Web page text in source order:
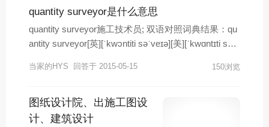
s one of the dominant QuantitySurveying practices in
China. 更能加强务腾顾问公司于中国工料测量业的地
位。www.wtpartnership.comTo ensure the quantity of
collected joint samples enough, and at the same time,
to save surveying workload, the optimum scan line le
测线法应用时首先需要确定一个能够保证测量精度的
最小测线长度——最佳测线长度。epub.cnki.netConcl
quantity surveyor是什么意思
quantity surveyor施工技术员; 双语对照词典结果：qu
antity surveyor[英][ˈkwɔntiti səˈveɪə][美][ˈkwɑntɪti sɚ
veyor representative on the RICS Sustainability Grou
意请点击右上方【选为满意回答】按钮
当家的HYS 回答于 2015-05-15 150浏览
图纸设计院、出施工图设
计、建筑设计